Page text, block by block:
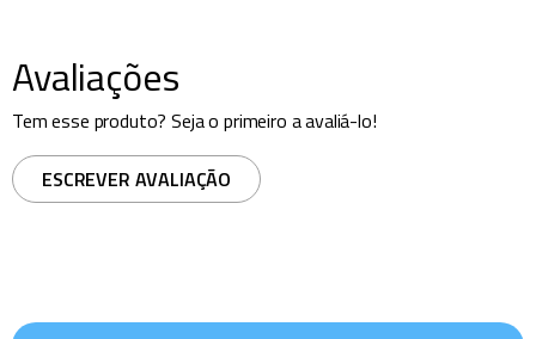
Avaliações
Tem esse produto? Seja o primeiro a avaliá-lo!
ESCREVER AVALIAÇÃO